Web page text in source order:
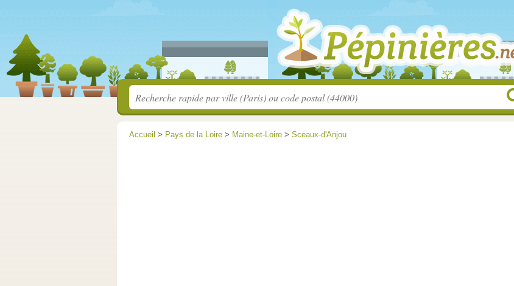
Accueil > Pays de la Loire > Maine-et-Loire > Sceaux-d'Anjou